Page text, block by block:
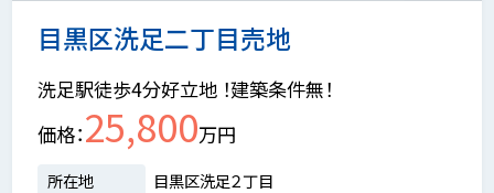
目黒区洗足二丁目売地
洗足駅徒歩4分好立地 ！建築条件無！
価格 25,800万円
所在地
目黒区洗足２丁目